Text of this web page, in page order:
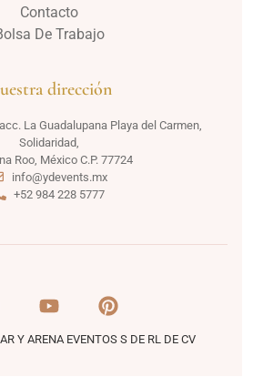
Contacto
De Trabajo
dirección
La Guadalupana Playa del Carmen,
Solidaridad,
Roo, México C.P. 77724
info@ydevents.mx
+52 984 228 5777
Y ARENA EVENTOS S DE RL DE CV